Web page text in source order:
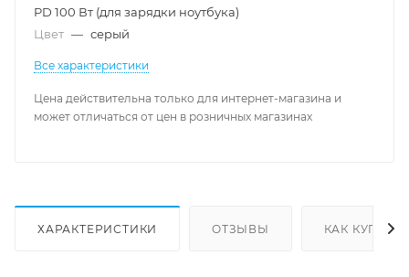
PD 100 Вт (для зарядки ноутбука)
Цвет — серый
Все характеристики
Цена действительна только для интернет-магазина и
может отличаться от цен в розничных магазинах
ХАРАКТЕРИСТИКИ ОТЗЫВЫ КАК КУПИТЬ